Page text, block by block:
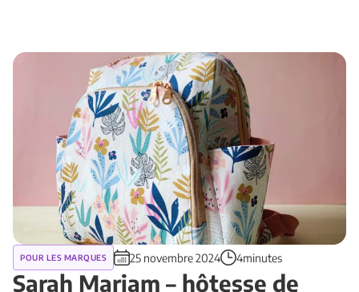
POUR LES MARQUES 25 novembre 2024 4minutes
Sarah Mariam – hôtesse de